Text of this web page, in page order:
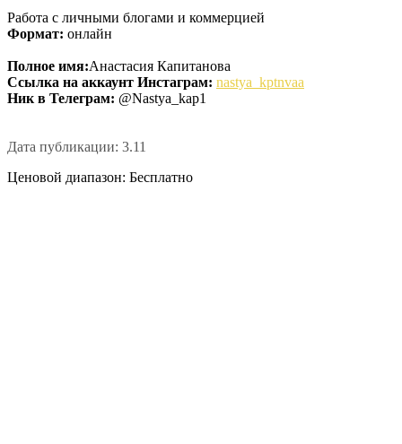
Работа с личными блогами и коммерцией
Формат: онлайн
Полное имя:Анастасия Капитанова
Ссылка на аккаунт Инстаграм: nastya_kptnvaa
Ник в Телеграм: @Nastya_kap1
Дата публикации: 3.11
Ценовой диапазон: Бесплатно